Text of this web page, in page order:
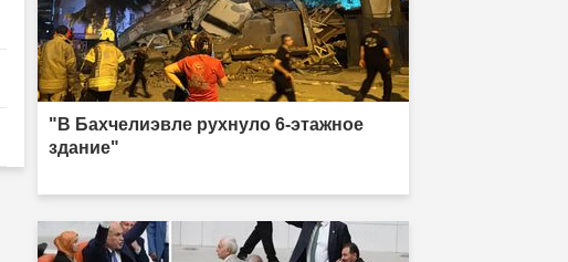
"В Бахчелиэвле рухнуло 6-этажное
здание"